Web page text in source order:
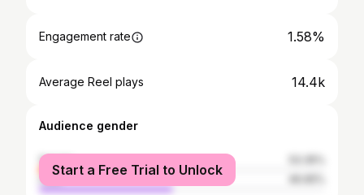
Engagement rate 1.58%
Average Reel plays 14.4k
Audience gender
female
male
Start a Free Trial to Unlock